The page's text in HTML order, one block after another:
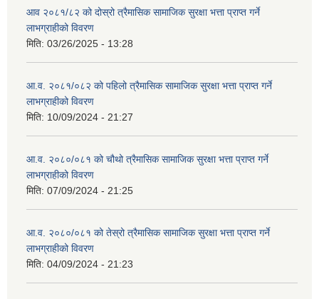
आव २०८१/८२ को दोस्रो त्रैमासिक सामाजिक सुरक्षा भत्ता प्राप्त गर्ने
लाभग्राहीको विवरण
मिति: 03/26/2025 - 13:28
आ.व. २०८१/०८२ को पहिलो त्रैमासिक सामाजिक सुरक्षा भत्ता प्राप्त गर्ने
लाभग्राहीको विवरण
मिति: 10/09/2024 - 21:27
आ.व. २०८०/०८१ को चौथो त्रैमासिक सामाजिक सुरक्षा भत्ता प्राप्त गर्ने
लाभग्राहीको विवरण
मिति: 07/09/2024 - 21:25
आ.व. २०८०/०८१ को तेस्रो त्रैमासिक सामाजिक सुरक्षा भत्ता प्राप्त गर्ने
लाभग्राहीको विवरण
मिति: 04/09/2024 - 21:23